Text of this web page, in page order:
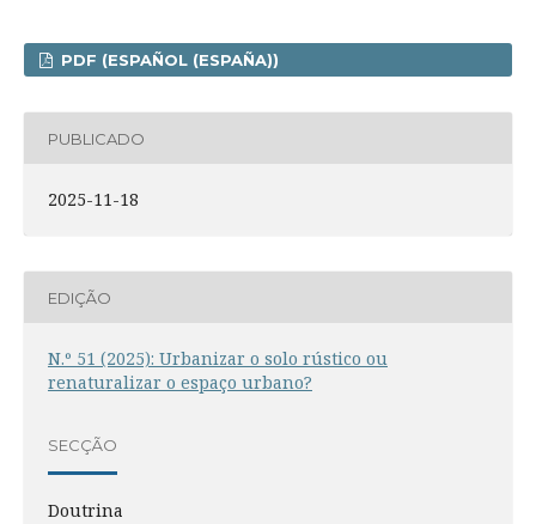
PDF (ESPAÑOL (ESPAÑA))
PUBLICADO
2025-11-18
EDIÇÃO
N.º 51 (2025): Urbanizar o solo rústico ou
renaturalizar o espaço urbano?
SECÇÃO
Doutrina